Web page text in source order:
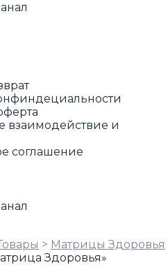
взаимодействие и
соглашение
> Матрицы Здоровья
Здоровья»